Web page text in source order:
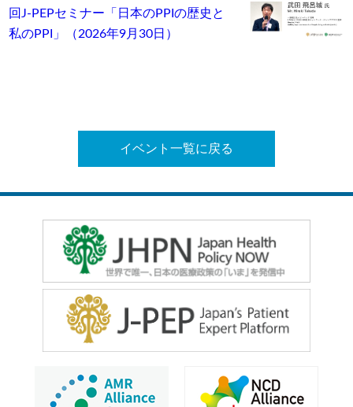
回J-PEPセミナー「日本のPPIの歴史と
私のPPI」（2026年9月30日）
イベント一覧に戻る